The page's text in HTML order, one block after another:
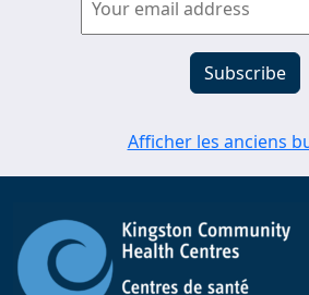
Afficher les anciens